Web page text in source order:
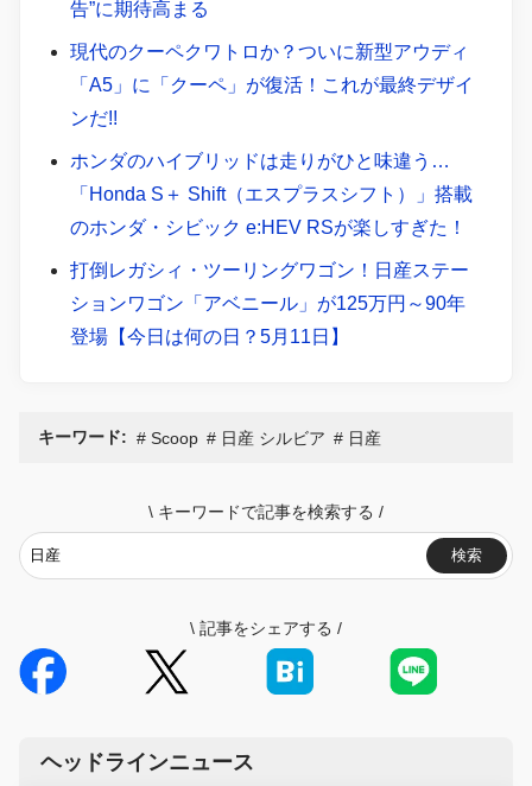
告”に期待高まる
現代のクーペクワトロか？ついに新型アウディ
「A5」に「クーペ」が復活！これが最終デザイ
ンだ!!
ホンダのハイブリッドは走りがひと味違う…
「Honda S＋ Shift（エスプラスシフト）」搭載
のホンダ・シビック e:HEV RSが楽しすぎた！
打倒レガシィ・ツーリングワゴン！日産ステー
ションワゴン「アベニール」が125万円～90年
登場【今日は何の日？5月11日】
キーワード: Scoop 日産 シルビア 日産
\ キーワードで記事を検索する /
検索
\ 記事をシェアする /
ヘッドラインニュース